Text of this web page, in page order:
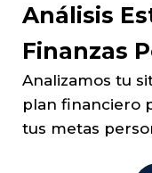
Análisis
Finanzas
Analizamos tu
plan financiero
tus metas